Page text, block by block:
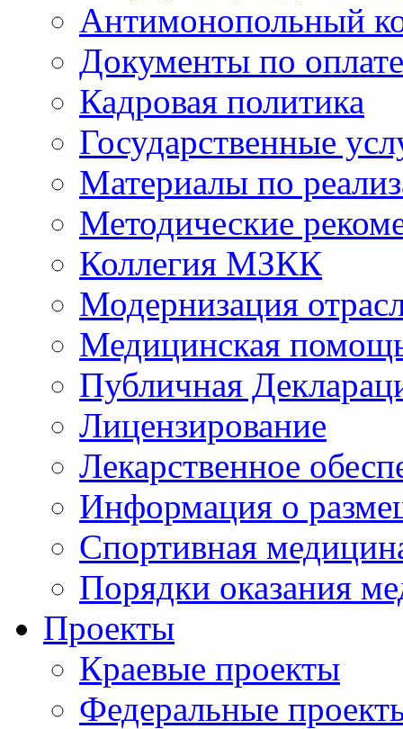
Антимонопольный
Документы по
Кадровая политика
Государственные
Материалы по
Методические
Коллегия МЗКК
Модернизация
Медицинская
Публичная
Лицензирование
Лекарственное
Информация о
Спортивная
Порядки оказания
Проекты
Краевые проекты
Федеральные